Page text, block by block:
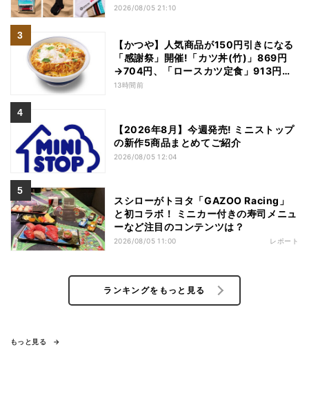
2026/08/05 21:10
【かつや】人気商品が150円引きになる
「感謝祭」開催!「カツ丼(竹)」869円
→704円、「ロースカツ定食」913円
→748円に - 8日間限定
13時間前
【2026年8月】今週発売! ミニストップ
の新作5商品まとめてご紹介
2026/08/05 12:04
スシローがトヨタ「GAZOO Racing」
と初コラボ！ ミニカー付きの寿司メニュ
ーなど注目のコンテンツは？
2026/08/05 11:00 レポート
ランキングをもっと見る
もっと見る